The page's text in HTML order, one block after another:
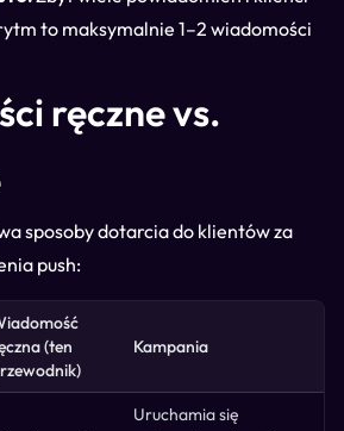
to maksymalnie 1–2 wiadomości
ręczne vs.
sposoby dotarcia do klientów za
push:
(ten
Kampania
Uruchamia się